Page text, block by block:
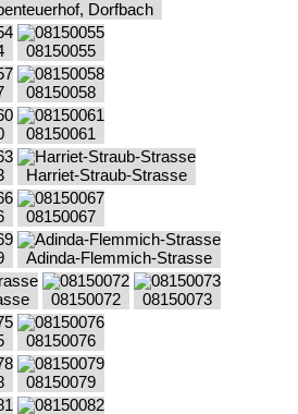
Dorfbach
08150055
08150058
08150061
Harriet-Straub-Strasse
08150067
Adinda-Flemmich-Strasse
08150072 08150073
08150076
08150079